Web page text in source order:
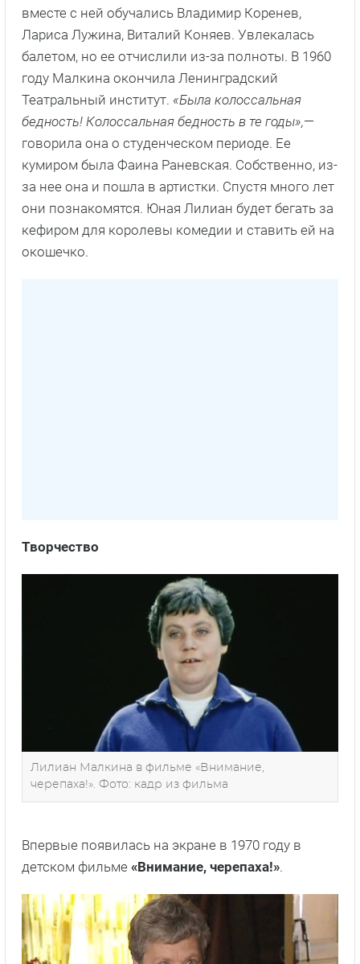
вместе с ней обучались Владимир Коренев,
Лариса Лужина, Виталий Коняев. Увлекалась
балетом, но ее отчислили из-за полноты. В 1960
году Малкина окончила Ленинградский
Театральный институт. «Была колоссальная
бедность! Колоссальная бедность в те годы»,—
говорила она о студенческом периоде. Ее
кумиром была Фаина Раневская. Собственно, из-
за нее она и пошла в артистки. Спустя много лет
они познакомятся. Юная Лилиан будет бегать за
кефиром для королевы комедии и ставить ей на
окошечко.
Творчество
Лилиан Малкина в фильме «Внимание,
черепаха!». Фото: кадр из фильма
Впервые появилась на экране в 1970 году в
детском фильме «Внимание, черепаха!».